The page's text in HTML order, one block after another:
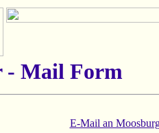
Mail Form
E-Mail an